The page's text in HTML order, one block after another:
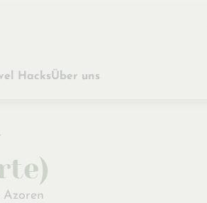
HacksÜber uns